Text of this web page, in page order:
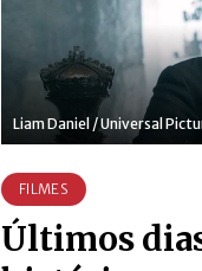
Liam Daniel / Universal
FILMES
Últimos